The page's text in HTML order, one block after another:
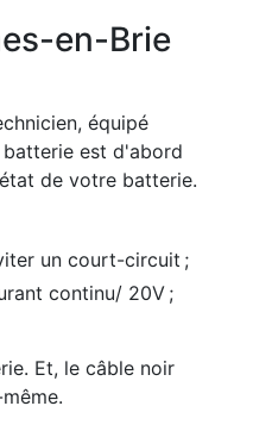
en-Brie
équipé
est d'abord
de votre batterie.
un court-circuit ;
continu/ 20V ;
Et, le câble noir